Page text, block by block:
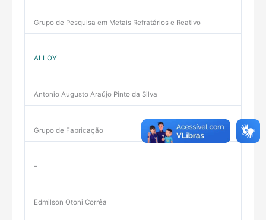
Grupo de Pesquisa em Metais Refratários e Reativo
ALLOY
Antonio Augusto Araújo Pinto da Silva
Grupo de Fabricação
–
Edmilson Otoni Corrêa